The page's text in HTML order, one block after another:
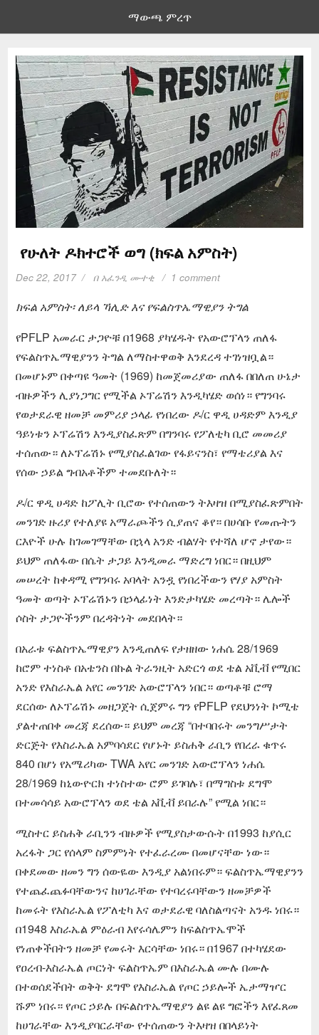
ማውጫ ምረጥ
የሁለት ዶክተሮች ወግ (ክፍል አምስት)
Dec 22, 2017 በ አፈንዲ ሙተቂ 1 comment
ክፍል አምስት፡ ለይላ ኻሊድ እና የፍልስጥኤማዊያን ትግል
የPFLP አመራር ታጋዮቹ በ1968 ያካሄዱት የአውሮፕላን ጠለፋ
የፍልስጥኤማዊያንን ትግል ለማስተዋወቅ እንደረዳ ተገነዝቧል።
በመሆኑም በቀጣዩ ዓመት (1969) ከመጀመሪያው ጠለፋ በበለጠ ሁኔታ
ብዙዎችን ሊያነጋግር የሚችል ኦፕሬሽን እንዲካሄድ ወሰነ። የግንባሩ
የወታደራዊ ዘመቻ መምሪያ ኃላፊ የነበረው ዶ/ር ዋዲ ሀዳድም እንዲያ
ዓይነቱን ኦፕሬሽን እንዲያስፈጽም በግንባሩ የፖለቲካ ቢሮ መመሪያ
ተሰጠው። ለኦፕሬሽኑ የሚያስፈልገው የፋይናንስ፣ የማቴሪያል እና
የሰው ኃይል ግብአቶችም ተመደቡለት።
ዶ/ር ዋዲ ሀዳድ ከፖሊት ቢሮው የተሰጠውን ትእዛዝ በሚያስፈጽምበት
መንገድ ዙሪያ የተለያዩ አማራጮችን ሲያጠና ቆየ። በሀሳቡ የመጡትን
ርእዮች ሁሉ ከገመገማቸው በኋላ አንድ ብልሃት የተሻለ ሆኖ ታየው።
ይህም ጠለፋው በሴት ታጋይ እንዲመራ ማድረግ ነበር። በዚህም
መሠረት ከቀዳሚ የግንባሩ አባላት አንዷ የነበረችውን የሃያ አምስት
ዓመት ወጣት ኦፕሬሽኑን በኃላፊነት እንድታካሄድ መረጣት። ሌሎች
ሶስት ታጋዮችንም በረዳትነት መደበላት።
በአራቱ ፍልስጥኤማዊያን እንዲጠለፍ የታዘዘው ነሐሴ 28/1969
ከሮም ተነስቶ በአቴንስ በኩል ትራንዚት አድርጎ ወደ ቴል አቪቭ የሚበር
አንድ የእስራኤል አየር መንገድ አውሮፕላን ነበር። ወጣቶቹ ሮማ
ደርሰው ለኦፕሬሽኑ መዘጋጀት ሲጀምሩ ግን የPFLP የደህንነት ኮሚቴ
ያልተጠበቀ መረጃ ደረሰው። ይህም መረጃ “በተባበሩት መንግሥታት
ድርጅት የእስራኤል አምባሳደር የሆኑት ይስሐቅ ራቢን የበረራ ቁጥሩ
840 በሆነ የአሜሪካው TWA አየር መንገድ አውሮፕላን ነሐሴ
28/1969 ከኒውዮርክ ተነስተው ሮም ይገባሉ፣ በማግስቱ ደግሞ
በተመሳሳይ አውሮፕላን ወደ ቴል አቪቭ ይበራሉ” የሚል ነበር።
ሚስተር ይስሐቅ ራቢንን ብዙዎች የሚያስታውሱት በ1993 ከያሲር
አረፋት ጋር የሰላም ስምምነት የተፈራረሙ በመሆናቸው ነው።
በቀደመው ዘመን ግን ሰውዬው እንዲያ አልነበሩም። ፍልስጥኤማዊያንን
የተጨፈጨፉባቸውንና ከሀገራቸው የተባረሩባቸውን ዘመቻዎች
ከመሩት የእስራኤል የፖለቲካ እና ወታደራዊ ባለስልጣናት አንዱ ነበሩ።
በ1948 እስራኤል ምዕራብ እየሩሳሌምን ከፍልስጥኤሞች
የነጠቀችበትን ዘመቻ የመሩት እርሳቸው ነበሩ። በ1967 በተካሄደው
የዐረብ-እስራኤል ጦርነት ፍልስጥኤም በእስራኤል ሙሉ በሙሉ
በተወሰደችበት ወቅት ደግሞ የእስራኤል የጦር ኃይሎች ኤታማዦር
ሹም ነበሩ። የጦር ኃይሉ በፍልስጥኤማዊያን ልዩ ልዩ ግፎችን እየፈጸመ
ከሀገራቸው እንዲያባርራቸው የተሰጠውን ትእዛዝ በበላይነት